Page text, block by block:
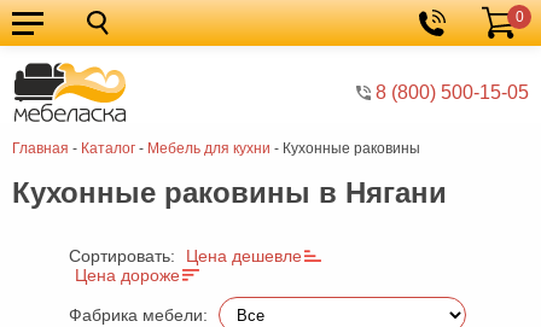
8 (800) 500-15-05
Корзина
0
Главная - Каталог - Мебель для кухни - Кухонные раковины
Кухонные
гарнитуры
Мебель
для
кухни
Мебель
для
спальни
Кровати
Шкафы
Кухонные раковины в Нягани
Сортировать:
Цена дешевле
Цена дороже
Фабрика мебели: